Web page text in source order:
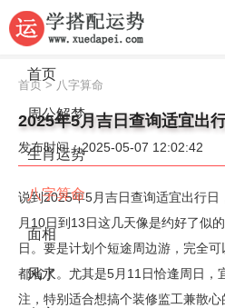
首页
周公解梦
生肖运势
八字算命
面相
风水
首页> 八字算命
2025年5月吉日查询适宜出
发布时间：2025-05-07 12:02:42
说到2025年5月吉日查询适宜出行
月10日到13日这几天像是约好了似
日。要是计划个短途周边游，完全
都省了。尤其是5月11日恰逢周日，
注，特别适合想搞个装修监工兼散